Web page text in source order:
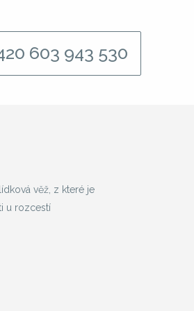
věž, z které je
u rozcestí
603 943 530